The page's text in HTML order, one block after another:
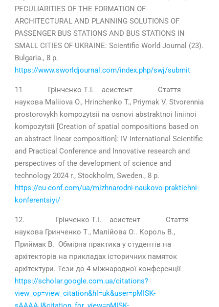
PECULIARITIES OF THE FORMATION OF
ARCHITECTURAL AND PLANNING SOLUTIONS OF
PASSENGER BUS STATIONS AND BUS STATIONS IN
SMALL CITIES OF UKRAINE: Scientific World Journal (23).
Bulgaria., 8 р.
https://www.sworldjournal.com/index.php/swj/submit
11 Грінченко Т.І. асистент Стаття
наукова Maliiova O., Hrinchenko T., Priymak V. Stvorennia
prostorovykh kompozytsii na osnovi abstraktnoi liniinoi
kompozytsii [Creation of spatial compositions based on
an abstract linear composition]: IV International Scientific
and Practical Conference and Innovative research and
perspectives of the development of science and
technology 2024 r., Stockholm, Sweden., 8 р.
https://eu-conf.com/ua/mizhnarodni-naukovo-praktichni-
konferentsiyi/
12. Грінченко Т.І. асистент Стаття
наукова Гринченко Т., Малійова О.. Король В.,
Приймак В. Обмірна практика у студентів на
архітекторів на прикладах історичних памяток
архітектури. Тези до 4 міжнародної конференції
https://scholar.google.com.ua/citations?
view_op=view_citation&hl=uk&user=pMISK-